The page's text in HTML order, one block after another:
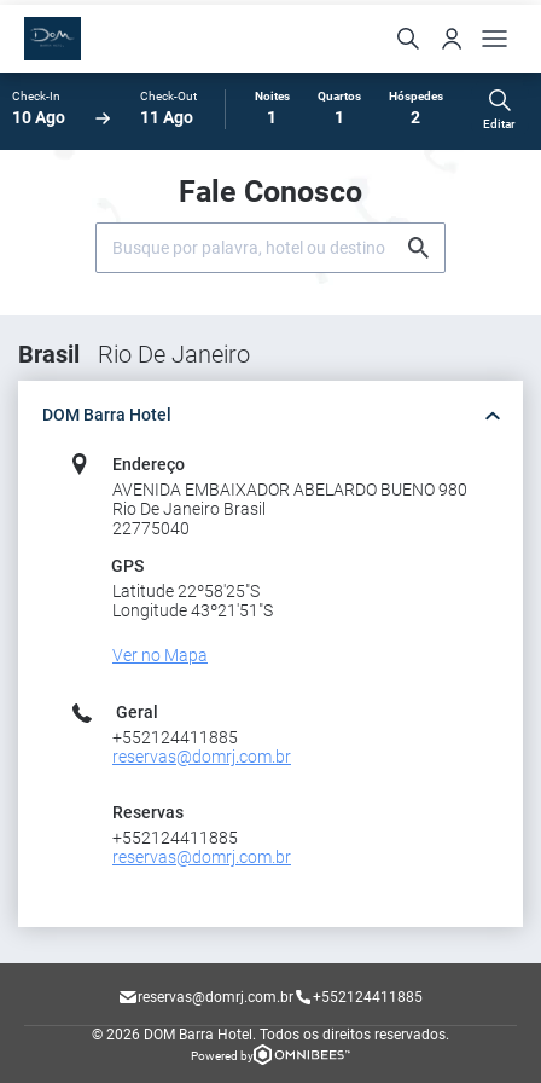
Check-In
10 Ago
Check-Out
11 Ago
Noites
1
Quartos
1
Hóspedes
2 Editar
Fale Conosco
Brasil Rio De Janeiro
DOM Barra Hotel
Endereço
AVENIDA EMBAIXADOR ABELARDO BUENO 980
Rio De Janeiro Brasil
22775040
GPS
Latitude 22º58'25"S
Longitude 43º21'51"S
Ver no Mapa
Geral
+552124411885
reservas@domrj.com.br
Reservas
+552124411885
reservas@domrj.com.br
reservas@domrj.com.br +552124411885
© 2026 DOM Barra Hotel. Todos os direitos reservados.
Powered by